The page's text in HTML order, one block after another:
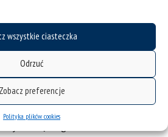
wszystkie ciasteczka
Odrzuć
Zobacz preferencje
Polityka plików cookies
(aula)
bezpłatny po wcześniejszej
zgłoszeniowy
2026 roku na Wydziale